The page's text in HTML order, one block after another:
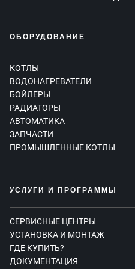
ОБОРУДОВАНИЕ
КОТЛЫ
ВОДОНАГРЕВАТЕЛИ
БОЙЛЕРЫ
РАДИАТОРЫ
АВТОМАТИКА
ЗАПЧАСТИ
ПРОМЫШЛЕННЫЕ КОТЛЫ
УСЛУГИ И ПРОГРАММЫ
СЕРВИСНЫЕ ЦЕНТРЫ
УСТАНОВКА И МОНТАЖ
ГДЕ КУПИТЬ?
ДОКУМЕНТАЦИЯ